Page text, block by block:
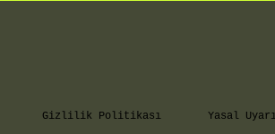
Gizlilik Politikası Yasal